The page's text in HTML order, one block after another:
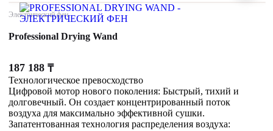
Электрический фен
Professional Drying Wand
187 188 ₸
Технологическое превосходство
Цифровой мотор нового поколения: Быстрый, тихий и
долговечный. Он создает концентрированный поток
воздуха для максимально эффективной сушки.
Запатентованная технология распределения воздуха: